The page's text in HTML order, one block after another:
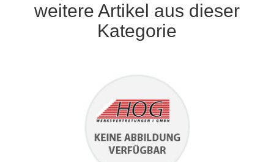
weitere Artikel aus dieser
Kategorie